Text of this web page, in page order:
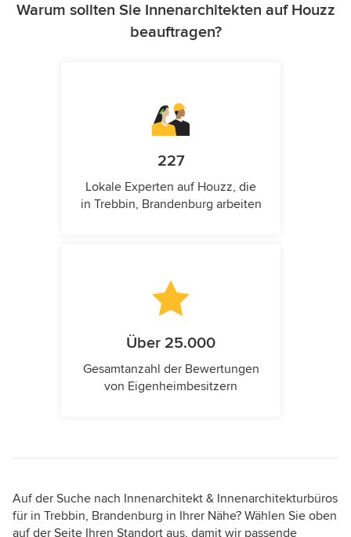
Warum sollten Sie Innenarchitekten auf Houzz
beauftragen?
227
Lokale Experten auf Houzz, die
in Trebbin, Brandenburg arbeiten
Über 25.000
Gesamtanzahl der Bewertungen
von Eigenheimbesitzern
Auf der Suche nach Innenarchitekt & Innenarchitekturbüros
für in Trebbin, Brandenburg in Ihrer Nähe? Wählen Sie oben
auf der Seite Ihren Standort aus, damit wir passende